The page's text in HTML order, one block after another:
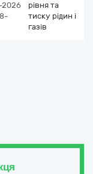
2026
рівня та
тиску рідин і
газів